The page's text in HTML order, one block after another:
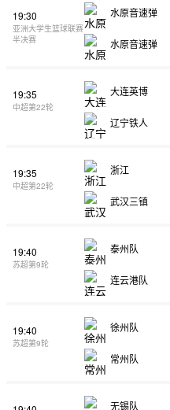
19:30
亚洲大学生篮球联赛
半决赛
水原音速弹
水原音速弹
19:35
中超第22轮
大连英博
辽宁铁人
19:35
中超第22轮
浙江
武汉三镇
19:40
苏超第9轮
泰州队
连云港队
19:40
苏超第9轮
徐州队
常州队
无锡队